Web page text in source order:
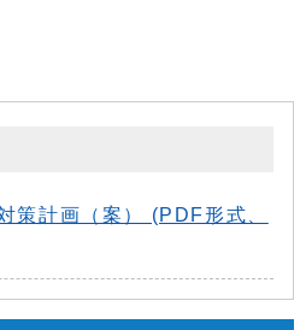
策計画（案） (PDF形式、